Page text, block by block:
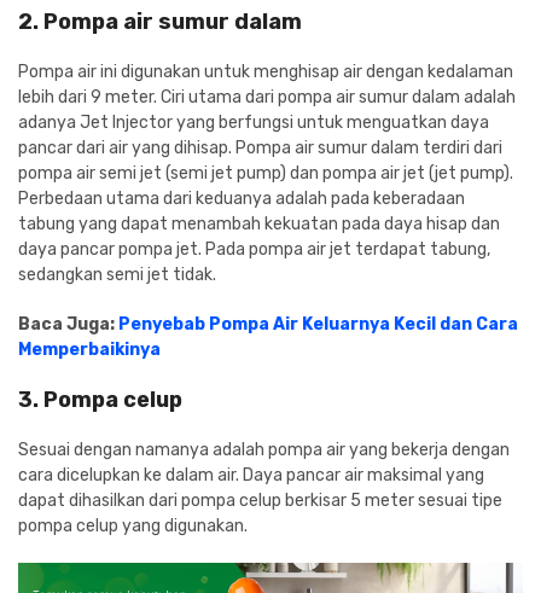
2. Pompa air sumur dalam
Pompa air ini digunakan untuk menghisap air dengan kedalaman
lebih dari 9 meter. Ciri utama dari pompa air sumur dalam adalah
adanya Jet Injector yang berfungsi untuk menguatkan daya
pancar dari air yang dihisap. Pompa air sumur dalam terdiri dari
pompa air semi jet (semi jet pump) dan pompa air jet (jet pump).
Perbedaan utama dari keduanya adalah pada keberadaan
tabung yang dapat menambah kekuatan pada daya hisap dan
daya pancar pompa jet. Pada pompa air jet terdapat tabung,
sedangkan semi jet tidak.
Baca Juga: Penyebab Pompa Air Keluarnya Kecil dan Cara
Memperbaikinya
3. Pompa celup
Sesuai dengan namanya adalah pompa air yang bekerja dengan
cara dicelupkan ke dalam air. Daya pancar air maksimal yang
dapat dihasilkan dari pompa celup berkisar 5 meter sesuai tipe
pompa celup yang digunakan.